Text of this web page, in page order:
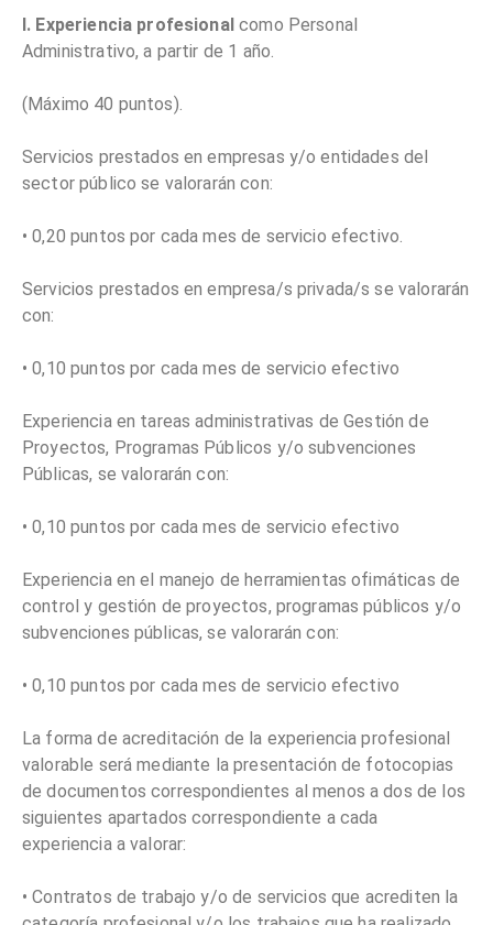
l. Experiencia profesionalcomo Personal
Administrativo, a partir de 1 año.
(Máximo 40 puntos).
Servicios prestados en empresas y/o entidades del
sector público se valorarán con:
• 0,20 puntos por cada mes de servicio efectivo.
Servicios prestados en empresa/s privada/s se valorarán
con:
• 0,10 puntos por cada mes de servicio efectivo
Experiencia en tareas administrativas de Gestión de
Proyectos, Programas Públicos y/o subvenciones
Públicas, se valorarán con:
• 0,10 puntos por cada mes de servicio efectivo
Experiencia en el manejo de herramientas ofimáticas de
control y gestión de proyectos, programas públicos y/o
subvenciones públicas, se valorarán con:
• 0,10 puntos por cada mes de servicio efectivo
La forma de acreditación de la experiencia profesional
valorable será mediante la presentación de fotocopias
de documentos correspondientes al menos a dos de los
siguientes apartados correspondiente a cada
experiencia a valorar:
• Contratos de trabajo y/o de servicios que acrediten la